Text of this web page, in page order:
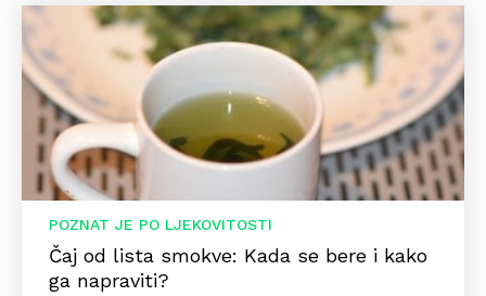
POZNAT JE PO LJEKOVITOSTI
Čaj od lista smokve: Kada se bere i kako
ga napraviti?